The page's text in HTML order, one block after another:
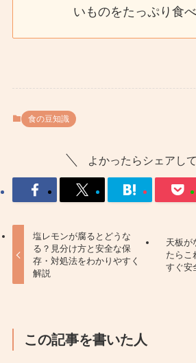
いものをたっぷり食べ
食の豆知識
よかったらシェアして
塩レモンが腐るとどうな
る？見分け方と安全な保
存・対処法をわかりやすく
解説
天板が
たらこ
すぐ安
この記事を書いた人